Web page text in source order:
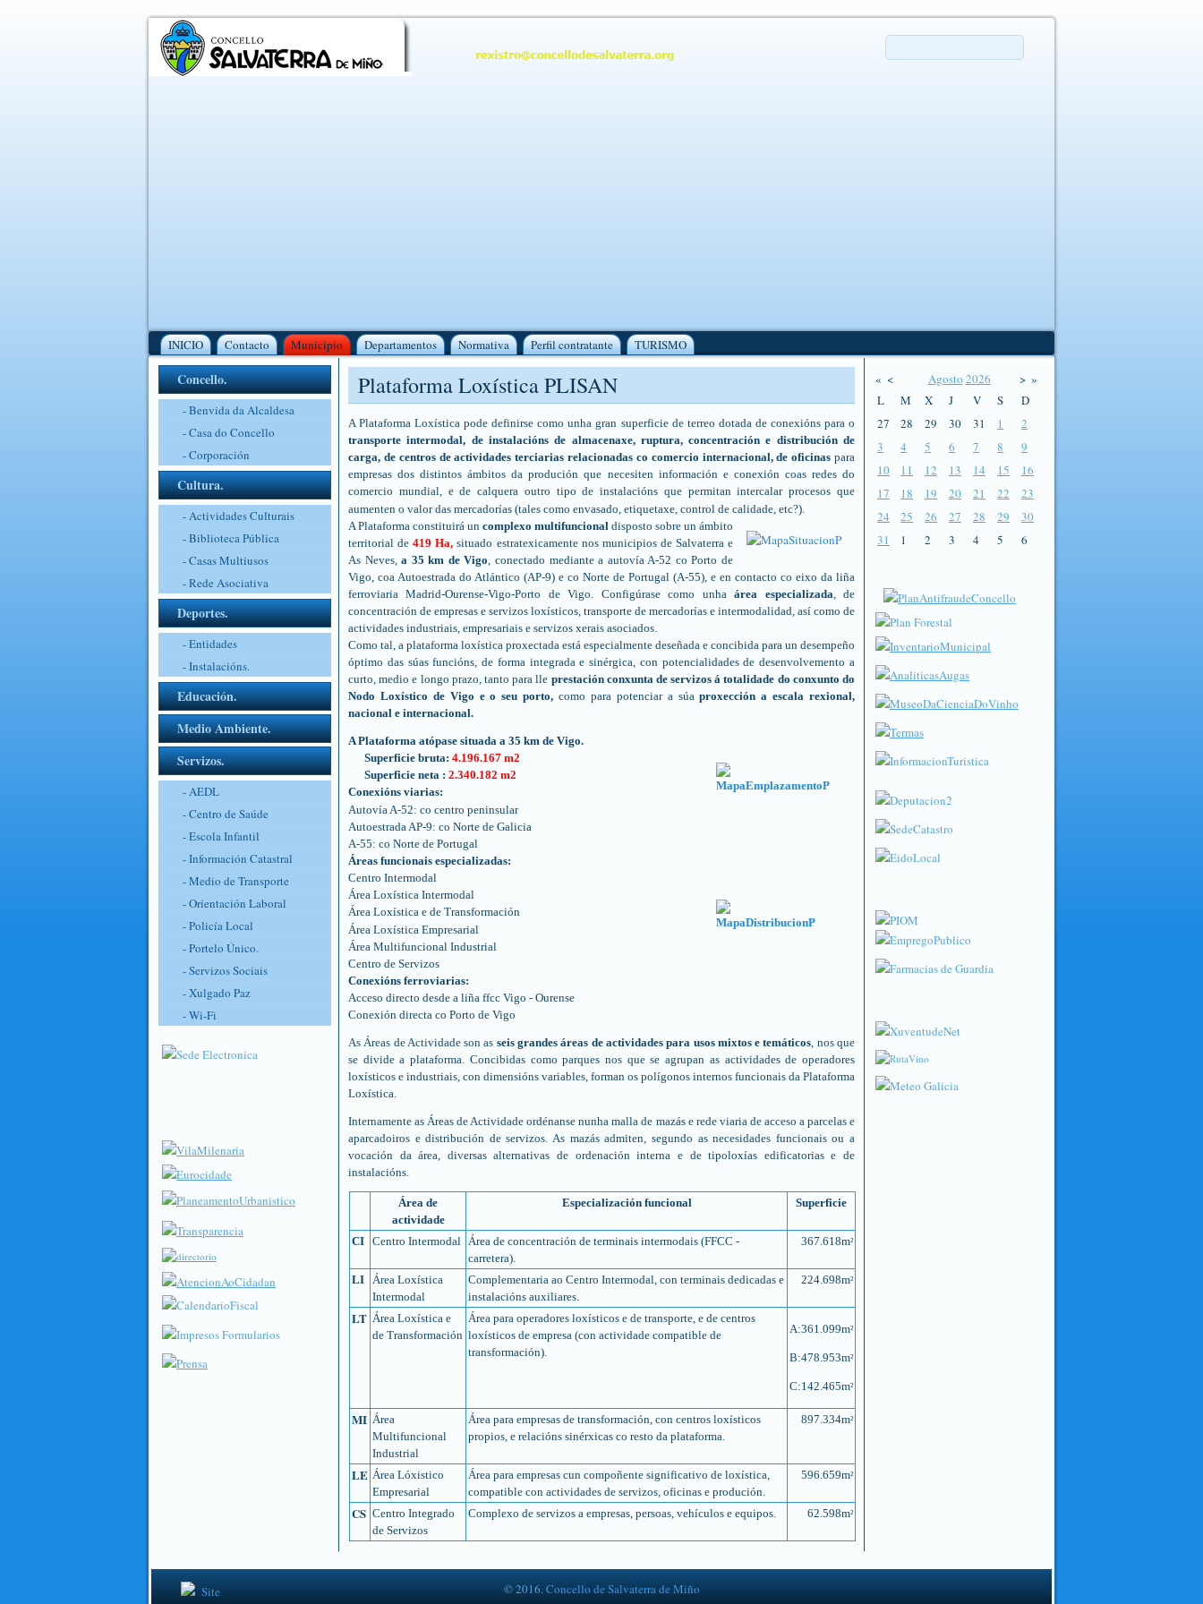
INICIO Contacto Municipio Departamentos Normativa Perfil contratante TURISMO
Concello.
- Benvida da Alcaldesa
- Casa do Concello
- Corporación
Cultura.
- Actividades Culturais
- Biblioteca Pública
- Casas Multiusos
- Rede Asociativa
Deportes.
- Entidades
- Instalacións.
Educación.
Medio Ambiente.
Servizos.
- AEDL
- Centro de Saúde
- Escola Infantil
- Información Catastral
- Medio de Transporte
- Orientación Laboral
- Policía Local
- Portelo Único.
- Servizos Sociais
- Xulgado Paz
- Wi-Fi
Plataforma Loxística PLISAN
A Plataforma Loxística pode definirse como unha gran superficie de terreo dotada de conexións para o
transporte intermodal, de instalacións de almacenaxe, ruptura, concentración e distribución de
carga, de centros de actividades terciarias relacionadas co comercio internacional, de oficinas para
empresas dos distintos ámbitos da produción que necesiten información e conexión coas redes do
comercio mundial, e de calquera outro tipo de instalacións que permitan intercalar procesos que
aumenten o valor das mercadorías (tales como envasado, etiquetaxe, control de calidade, etc?).
A Plataforma constituirá un complexo multifuncional disposto sobre un ámbito
territorial de419 Ha, situado estratexicamente nos municipios de Salvaterra e
As Neves,a 35 km de Vigo, conectado mediante a autovía A-52 co Porto de
Vigo, coa Autoestrada do Atlántico (AP-9) e co Norte de Portugal (A-55), e en contacto co eixo da liña
ferroviaria Madrid-Ourense-Vigo-Porto de Vigo. Configúrase como unhaárea especializada, de
concentración de empresas e servizos loxísticos, transporte de mercadorías e intermodalidad, así como de
actividades industriais, empresariais e servizos xerais asociados.
Como tal, a plataforma loxística proxectada está especialmente deseñada e concibida para un desempeño
óptimo das súas funcións, de forma integrada e sinérgica, con potencialidades de desenvolvemento a
curto, medio e longo prazo, tanto para lle prestación conxunta de servizos á totalidade do conxunto do
Nodo Loxístico de Vigo e o seu porto, como para potenciar a súaproxección a escala rexional,
nacional e internacional.
A Plataforma atópase situada a 35 km de Vigo.
Superficie bruta: 4.196.167 m2
Superficie neta : 2.340.182 m2
Conexións viarias:
Autovía A-52: co centro peninsular
Autoestrada AP-9: co Norte de Galicia
A-55: co Norte de Portugal
Áreas funcionais especializadas:
Centro Intermodal
Área Loxística Intermodal
Área Loxística e de Transformación
Área Loxística Empresarial
Área Multifuncional Industrial
Centro de Servizos
Conexións ferroviarias:
Acceso directo desde a liña ffcc Vigo - Ourense
Conexión directa co Porto de Vigo
As Áreas de Actividade son as seis grandes áreas de actividades para usos mixtos e temáticos, nos que
se divide a plataforma. Concibidas como parques nos que se agrupan as actividades de operadores
loxísticos e industriais, con dimensións variables, forman os polígonos internos funcionais da Plataforma
Loxística.
Internamente as Áreas de Actividade ordénanse nunha malla de mazás e rede viaria de acceso a parcelas e
aparcadoiros e distribución de servizos. As mazás admiten, segundo as necesidades funcionais ou a
vocación da área, diversas alternativas de ordenación interna e de tipoloxías edificatorias e de
instalacións.
Área de
actividade
Especialización funcional Superficie
CI Centro Intermodal Área de concentración de terminais intermodais (FFCC -
carretera).
367.618m²
LI Área Loxística
Intermodal
Complementaria ao Centro Intermodal, con terminais dedicadas e
instalacións auxiliares.
224.698m²
LT Área Loxística e
de Transformación
Área para operadores loxísticos e de transporte, e de centros
loxísticos de empresa (con actividade compatible de
transformación).
A:361.099m²
B:478.953m²
C:142.465m²
MI Área
Multifuncional
Industrial
Área para empresas de transformación, con centros loxísticos
propios, e relacións sinérxicas co resto da plataforma.
897.334m²
LE Área Lóxistico
Empresarial
Área para empresas cun compoñente significativo de loxística,
compatible con actividades de servizos, oficinas e produción.
596.659m²
CS Centro Integrado
de Servizos
Complexo de servizos a empresas, persoas, vehículos e equipos. 62.598m²
« < Agosto 2026 > »
L
M X J V S
D
27
28 29 30 31 1
2
3
4 5 6 7 8
9
10
11 12 13 14 15
16
17
18 19 20 21 22
23
24
25 26 27 28 29
30
31
1 2 3 4 5 6
© 2016.Concello de Salvaterra de Miño